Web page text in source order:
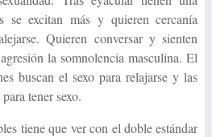
se excitan más y quieren cercanía
Quieren conversar y sienten
la somnolencia masculina. El
buscan el sexo para relajarse y las
tener sexo.
tiene que ver con el doble estándar